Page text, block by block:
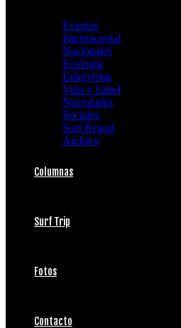
Eventos
Internacional
Nacionales
Ecología
Entrevistas
Vida y Salud
Novedades
Sociales
Surf Report
Archivo
Columnas
Surf Trip
Fotos
Contacto